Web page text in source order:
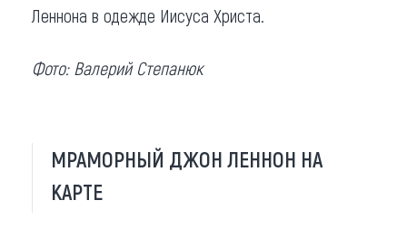
Леннона в одежде Иисуса Христа.
Фото: Валерий Степанюк
МРАМОРНЫЙ ДЖОН ЛЕННОН НА
КАРТЕ